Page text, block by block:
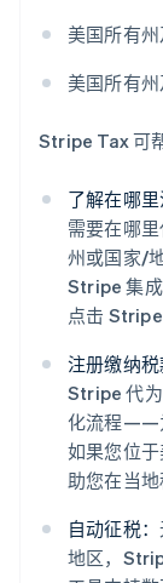
美国所有
美国所有
Stripe Tax 可
了解在哪
需要在哪
州或国家/
Stripe 集
点击
注册缴纳
Stripe 代
化流程——
如果您位
助您在当地
自动征税：
地区，
保加利亚
比利时
波兰
丹麦
English
德国
Deutsch
法国
Français
English
荷兰
Nederlands
加拿大
English
捷克
克罗地亚
English